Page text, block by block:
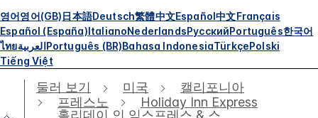
영어영어(GB)日本語Deutsch繁體中文Español中文Français
Español (España)ItalianoNederlandsРусскийPortuguês한국어
ไทยالعربيةPortuguês (BR)Bahasa IndonesiaTürkçePolski
Tiếng Việt
둘러 보기 미국
캘리포니아
프레스노
Holiday Inn Express
홀리데이 인 익스프레스 & 스